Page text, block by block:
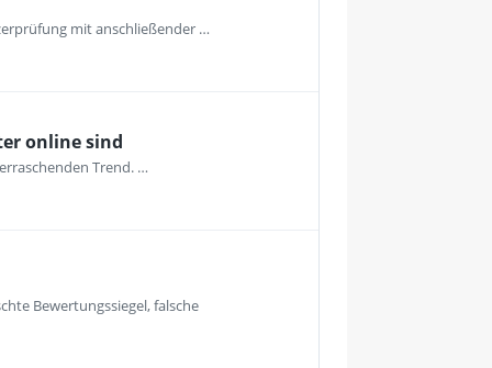
mit anschließender …
online sind
Trend. …
Bewertungssiegel, falsche